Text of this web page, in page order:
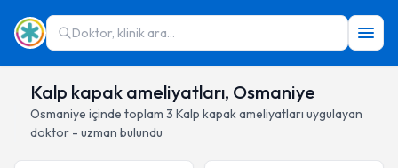
Doktor, klinik ara...
Kalp kapak ameliyatları, Osmaniye
Osmaniye içinde toplam 3 Kalp kapak ameliyatları uygulayan
doktor - uzman bulundu